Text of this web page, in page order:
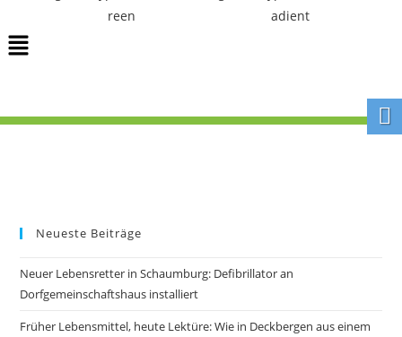
Neueste Beiträge
Neuer Lebensretter in Schaumburg: Defibrillator an
Dorfgemeinschaftshaus installiert
Früher Lebensmittel, heute Lektüre: Wie in Deckbergen aus einem